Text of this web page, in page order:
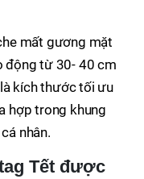
mất gương mặt
động từ 30- 40 cm
kích thước tối ưu
hợp trong khung
nhân.
Tết được